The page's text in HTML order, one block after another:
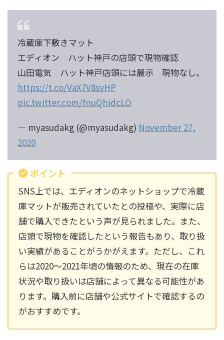
冷蔵庫下敷きマット
エディオン ハット神戸の店頭で現物確認
山田電気 ハット神戸店頭には展示 現物なし。
https://t.co/VaX7V8svHP
pic.twitter.com/fnuQhidcLO
— myasudakg (@myasudakg) November 27,
2020
ポイント
SNS上では、エディオンのネットショップで冷蔵
庫マットが販売されていたとの投稿や、実際に店
舗で購入できたという声が見られました。また、
店頭で現物を確認したという報告もあり、取り扱
い実績があることがうかがえます。ただし、これ
らは2020～2021年頃の情報のため、現在の在庫
状況や取り扱いは店舗によって異なる可能性があ
ります。購入前に店舗や公式サイトで確認するの
がおすすめです。